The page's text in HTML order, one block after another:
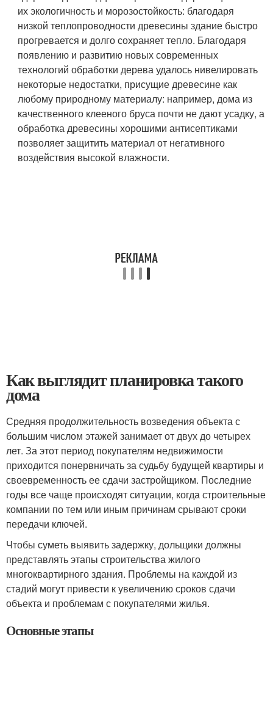
их экологичность и морозостойкость: благодаря
низкой теплопроводности древесины здание быстро
прогревается и долго сохраняет тепло. Благодаря
появлению и развитию новых современных
технологий обработки дерева удалось нивелировать
некоторые недостатки, присущие древесине как
любому природному материалу: например, дома из
качественного клееного бруса почти не дают усадку, а
обработка древесины хорошими антисептиками
позволяет защитить материал от негативного
воздействия высокой влажности.
Как выглядит планировка такого
дома
Средняя продолжительность возведения объекта с
большим числом этажей занимает от двух до четырех
лет. За этот период покупателям недвижимости
приходится понервничать за судьбу будущей квартиры и
своевременность ее сдачи застройщиком. Последние
годы все чаще происходят ситуации, когда строительные
компании по тем или иным причинам срывают сроки
передачи ключей.
Чтобы суметь выявить задержку, дольщики должны
представлять этапы строительства жилого
многоквартирного здания. Проблемы на каждой из
стадий могут привести к увеличению сроков сдачи
объекта и проблемам с покупателями жилья.
Основные этапы